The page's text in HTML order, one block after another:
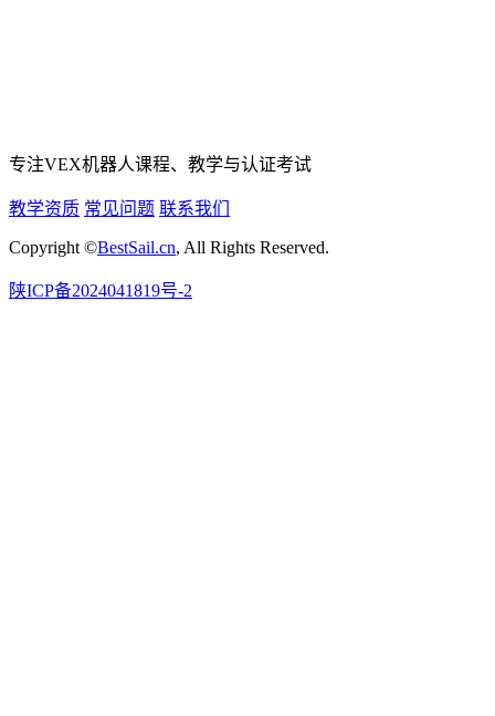
专注VEX机器人课程、教学与认证考试
教学资质 常见问题 联系我们
Copyright ©BestSail.cn, All Rights Reserved.
陕ICP备2024041819号-2